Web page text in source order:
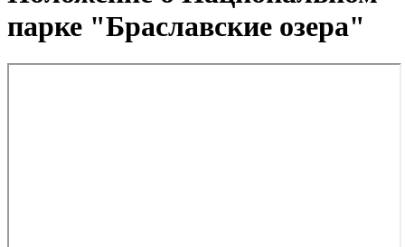
парке "Браславские озера"